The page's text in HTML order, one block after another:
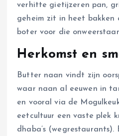
verhitte gietijzeren pan,
geheim zit in heet
boter voor die
Herkomst en
Butter naan vindt zijn
waar naan al eeuwen in
en vooral via de
eetcultuur een vaste plek
dhaba’s